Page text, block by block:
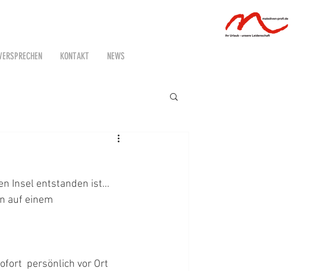
KONTAKT NEWS
Insel entstanden ist...
auf einem
persönlich vor Ort